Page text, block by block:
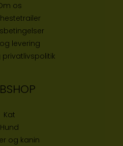
os
levering
Kat
Hund
og kanin